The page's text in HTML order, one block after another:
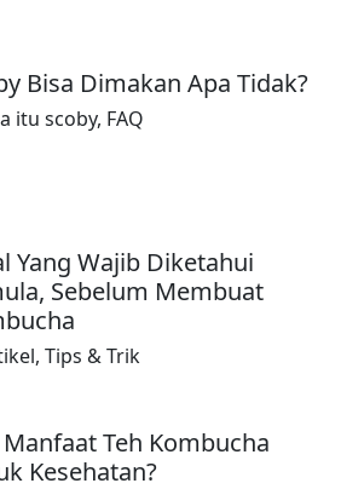
Bisa Dimakan Apa Tidak?
itu scoby, FAQ
Yang Wajib Diketahui
Sebelum Membuat
, Tips & Trik
Teh Kombucha
Kesehatan?